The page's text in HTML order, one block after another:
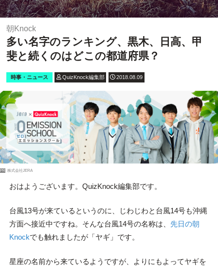
朝Knock
多い名字のランキング、黒木、日高、甲
斐と続くのはどこの都道府県？
時事・ニュース QuizKnock編集部 2018.08.09
PR 株式会社JERA
おはようございます。QuizKnock編集部です。
台風13号が来ているというのに、じわじわと台風14号も沖縄
方面へ接近中ですね。そんな台風14号の名称は、 先日の朝
Knockでも触れましたが「ヤギ」です。
星座の名前から来ているようですが、よりにもよってヤギを